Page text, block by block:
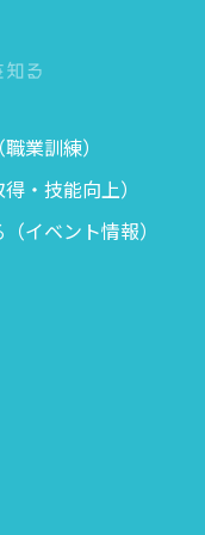
知る
業訓練）
・技能向上）
イベント情報）